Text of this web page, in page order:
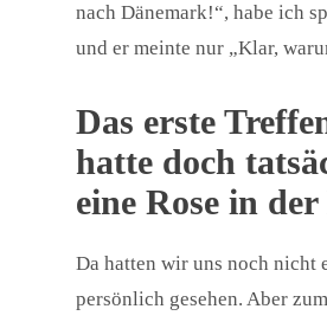
nach Dänemark!“, habe ich
und er meinte nur „Klar,
Das erste
hatte doch
eine Rose in
Da hatten wir uns noch nicht
persönlich gesehen. Aber